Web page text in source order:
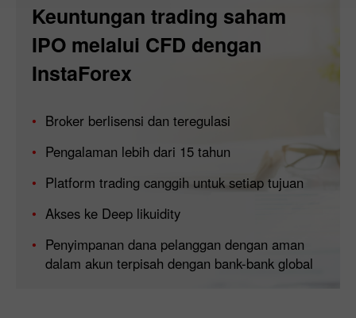
Keuntungan trading saham
IPO melalui CFD dengan
InstaForex
Broker berlisensi dan teregulasi
Pengalaman lebih dari 15 tahun
Platform trading canggih untuk setiap tujuan
Akses ke Deep likuidity
Penyimpanan dana pelanggan dengan aman
dalam akun terpisah dengan bank-bank global